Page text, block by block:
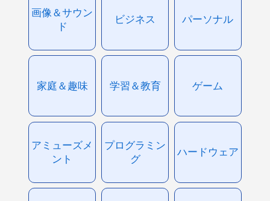
画像＆サウン
ド
ビジネス パーソナル
家庭＆趣味 学習＆教育 ゲーム
アミューズメ
ント
プログラミン
グ
ハードウェア